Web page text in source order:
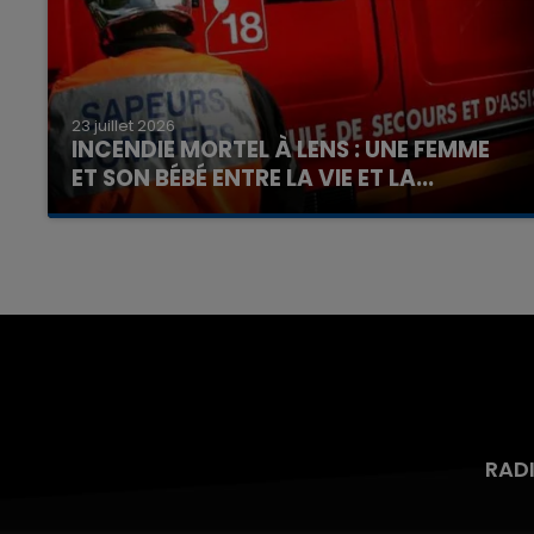
23 juillet 2026
INCENDIE MORTEL À LENS : UNE FEMME
ET SON BÉBÉ ENTRE LA VIE ET LA...
Un homme s'est immolé par le feu après avoir